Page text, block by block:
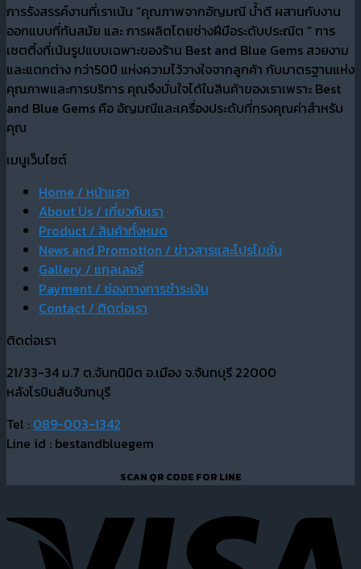
การรังสรรค์งานที่เราเน้น “คุณภาพจากอัญมณี น้ำดี ผสานกับงาน
ออกแบบที่ทันสมัย และ การผลิตโดยช่างฝีมือระดับประณีต “ การ
เซตติ้งที่เน้นรูปแบบเฉพาะของร้าน Best and Blue Gems สวยงาม
และแตกต่าง กว่า50ปี แห่งความไว้วางใจจากลูกค้า กับมาตรฐานแห่ง
คุณภาพและการบริการ คุณจึงมั่นใจได้ในสินค้าของเราเพราะ Best
and Blue Gems คือ อัญมณีและเครื่องประดับที่ทรงคุณค่าสำหรับ
คุณ
เมนูเว็บไซต์
Home / หน้าแรก
About Us / เกี่ยวกับเรา
Product / สินค้าทั้งหมด
News and Promotion / ข่าวสารและโปรโมชั่น
Gallery / แกลเลอรี่
Payment / ช่องทางการชำระเงิน
Contact / ติดต่อเรา
ติดต่อเรา
21/33-34 ม.7 ต.จันทนิมิต อ.เมือง จ.จันทบุรี 22000
หลังโรบินสันจันทบุรี
Tel : 089-003-1342
Line id : bestandbluegem
SCAN QR CODE FOR LINE